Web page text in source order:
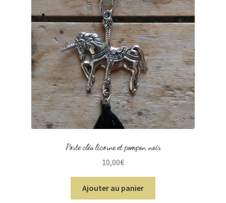
Porte clés licorne et pompon noir
10,00€
Ajouter au panier